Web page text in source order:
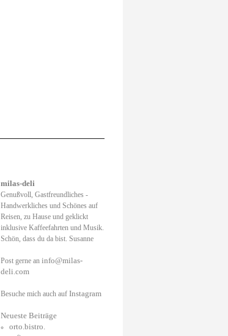
milas-deli
Genußvoll, Gastfreundliches -
Handwerkliches und Schönes auf
Reisen, zu Hause und geklickt
inklusive Kaffeefahrten und Musik.
Schön, dass du da bist. Susanne
Post gerne an info@milas-
deli.com
Besuche mich auch auf Instagram
Neueste Beiträge
orto.bistro.